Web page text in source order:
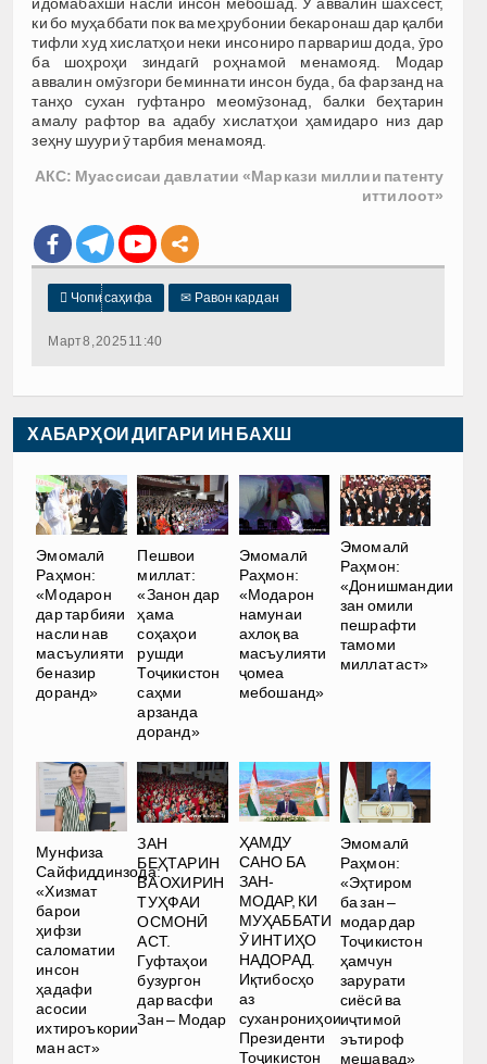
ки бо муҳаббати пок ва меҳрубонии бекаронаш дар қалби
тифли худ хислатҳои неки инсониро парвариш дода, ӯро
ба шоҳроҳи зиндагӣ роҳнамоӣ менамояд. Модар
аввалин омӯзгори беминнати инсон буда, ба фарзанд на
танҳо сухан гуфтанро меомӯзонад, балки беҳтарин
амалу рафтор ва адабу хислатҳои ҳамидаро низ дар
зеҳну шуури ӯ тарбия менамояд.
АКС: Муассисаи давлатии «Маркази миллии патенту
иттилоот»
 Чопи саҳифа ✉ Равон кардан
Март 8, 2025 11:40
ХАБАРҲОИ ДИГАРИ ИН БАХШ
Эмомалӣ
Раҳмон:
«Модарон
дар тарбияи
насли нав
масъулияти
беназир
доранд»
Пешвои
миллат:
«Занон дар
ҳама
соҳаҳои
рушди
Тоҷикистон
саҳми
арзанда
доранд»
Эмомалӣ
Раҳмон:
«Модарон
намунаи
ахлоқ ва
масъулияти
ҷомеа
мебошанд»
Эмомалӣ
Раҳмон:
«Донишмандии
зан омили
пешрафти
тамоми
миллат аст»
Мунфиза
Сайфиддинзода:
«Хизмат
барои
ҳифзи
саломатии
инсон
ҳадафи
асосии
ихтироъкории
ман аст»
ЗАН
БЕҲТАРИН
ВА ОХИРИН
ТУҲФАИ
ОСМОНӢ
АСТ.
Гуфтаҳои
бузургон
дар васфи
Зан – Модар
ҲАМДУ
САНО БА
ЗАН-
МОДАР, КИ
МУҲАББАТИ
Ӯ ИНТИҲО
НАДОРАД.
Иқтибосҳо
аз
суханрониҳои
Президенти
Тоҷикистон
Эмомалӣ
Раҳмон:
«Эҳтиром
ба зан –
модар дар
Тоҷикистон
ҳамчун
зарурати
сиёсӣ ва
иҷтимоӣ
эътироф
мешавад»